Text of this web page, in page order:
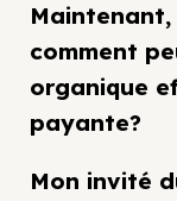
Maintenant,
comment
organique
payante?
Mon invité